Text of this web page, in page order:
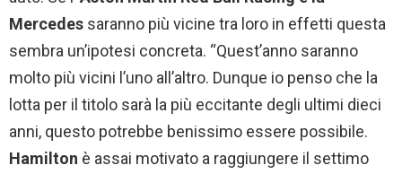
Mercedes saranno più vicine tra loro in effetti questa
sembra un’ipotesi concreta. “Quest’anno saranno
molto più vicini l’uno all’altro. Dunque io penso che la
lotta per il titolo sarà la più eccitante degli ultimi dieci
anni, questo potrebbe benissimo essere possibile.
Hamilton è assai motivato a raggiungere il settimo